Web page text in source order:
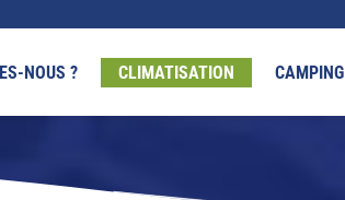
NOUS ? CLIMATISATION CAMPING